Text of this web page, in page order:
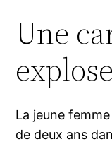
Une
explose
La jeune
de deux ans